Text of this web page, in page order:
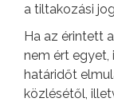
a tiltakozási
Ha az érintett
nem ért egyet,
határidőt
közlésétől,